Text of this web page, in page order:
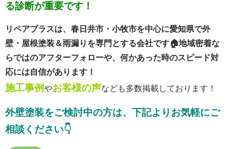
る診断が重要です！
リペアプラスは、春日井市・小牧市を中心に愛知県で外
壁・屋根塗装＆雨漏りを専門とする会社です🏠地域密着な
らではのアフターフォローや、何かあった時のスピード対
応には自信があります！
施工事例やお客様の声なども多数掲載しております！
外壁塗装をご検討中の方は、下記よりお気軽にご
相談ください👇